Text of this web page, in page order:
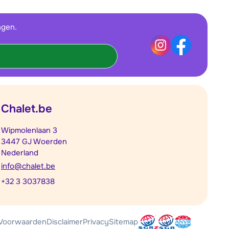
Chalet.be
Wipmolenlaan 3
3447 GJ Woerden
Nederland
info@chalet.be
+32 3 3037838
DisclaimerPrivacySitemap